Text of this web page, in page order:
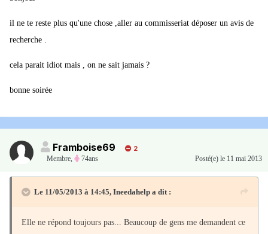
il ne te reste plus qu'une chose ,aller au commisseriat déposer un avis de
recherche .
cela parait idiot mais , on ne sait jamais ?
bonne soirée
Framboise69
2
Membre, 74ans Posté(e) le 11 mai 2013
Le 11/05/2013 à 14:45, Ineedahelp a dit :
Elle ne répond toujours pas... Beaucoup de gens me demandent ce